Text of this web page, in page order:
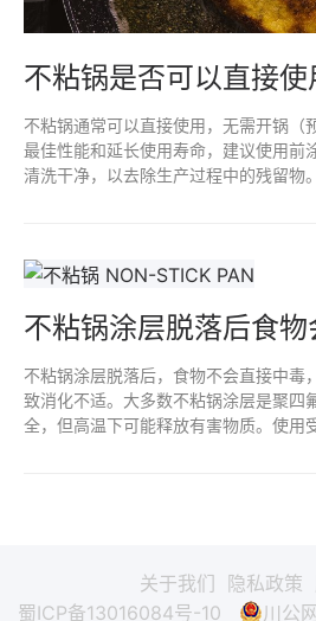
不粘锅是否可以直接
不粘锅通常可以直接使用，无需开锅（
最佳性能和延长使用寿命，建议使用前
清洗干净，以去除生产过程中的残留物
不粘锅涂层脱落后食物
不粘锅涂层脱落后，食物不会直接中毒
致消化不适。大多数不粘锅涂层是聚四
全，但高温下可能释放有害物质。使用
关于我们 隐私政策
蜀ICP备13016084号-10
川公